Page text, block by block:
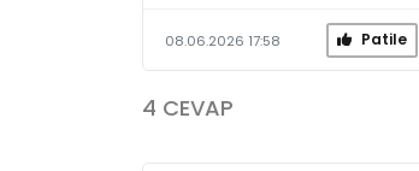
08.06.2026 17:58 Patile
4 CEVAP